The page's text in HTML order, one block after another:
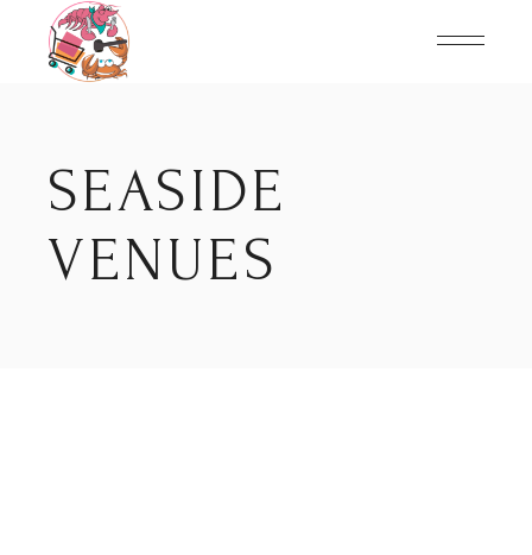
content
SEASIDE
VENUES